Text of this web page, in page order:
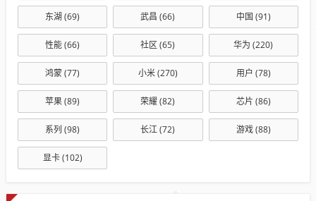
东湖 (69) 武昌 (66) 中国 (91)
性能(66) 社区 (65) 华为 (220)
鸿蒙(77) 小米(270) 用户 (78)
苹果(89) 荣耀(82) 芯片 (86)
系列 (98) 长江(72) 游戏(88)
显卡(102)